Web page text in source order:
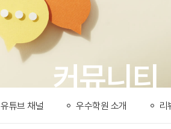
커뮤니티
유튜브 채널 우수학원 소개 리